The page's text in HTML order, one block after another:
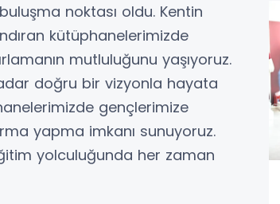
noktası oldu. Kentin
kütüphanelerimizde
mutluluğunu yaşıyoruz.
doğru bir vizyonla hayata
gençlerimize
yapma imkanı sunuyoruz.
yolculuğunda her zaman